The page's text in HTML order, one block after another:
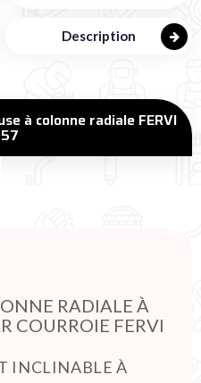
Description
à colonne radiale FERVI
RADIALE À
COURROIE FERVI
INCLINABLE À